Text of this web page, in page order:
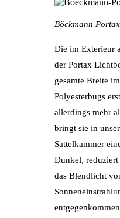
Böckmann
Die im Exterieur
der Portax
gesamte Breite
Polyesterbugs
allerdings mehr
bringt sie in
Sattelkammer
Dunkel,
das Blendlicht